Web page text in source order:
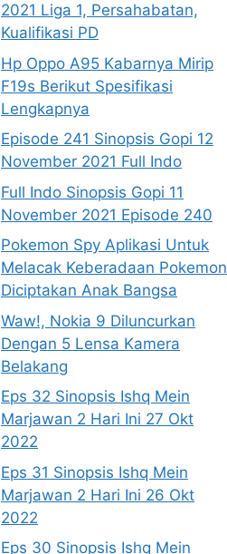
2021 Liga 1, Persahabatan,
Kualifikasi PD
Hp Oppo A95 Kabarnya Mirip
F19s Berikut Spesifikasi
Lengkapnya
Episode 241 Sinopsis Gopi 12
November 2021 Full Indo
Full Indo Sinopsis Gopi 11
November 2021 Episode 240
Pokemon Spy Aplikasi Untuk
Melacak Keberadaan Pokemon
Diciptakan Anak Bangsa
Waw!, Nokia 9 Diluncurkan
Dengan 5 Lensa Kamera
Belakang
Eps 32 Sinopsis Ishq Mein
Marjawan 2 Hari Ini 27 Okt
2022
Eps 31 Sinopsis Ishq Mein
Marjawan 2 Hari Ini 26 Okt
2022
Eps 30 Sinopsis Ishq Mein